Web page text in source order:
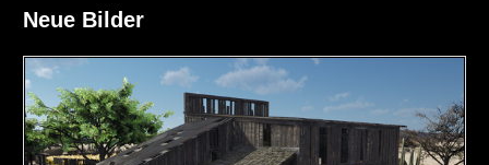
Neue Bilder